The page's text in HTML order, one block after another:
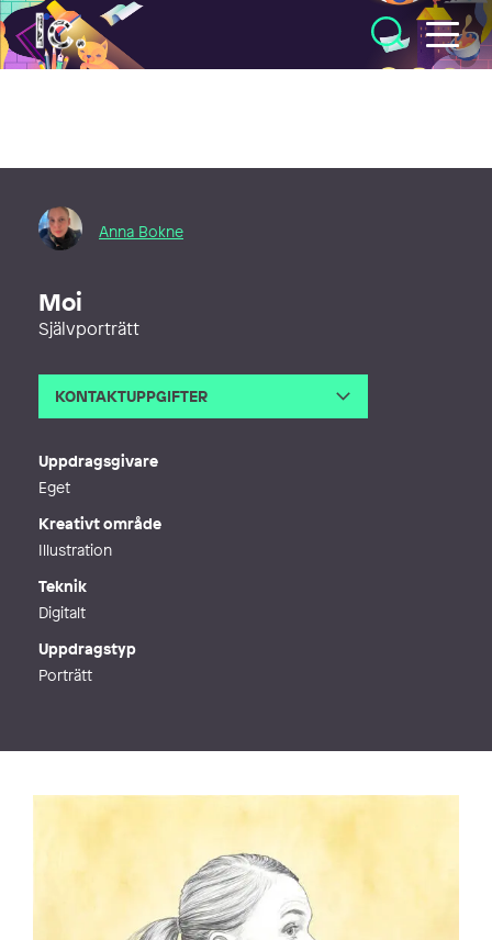
Illustratörcentrum
Anna Bokne
Moi
Självporträtt
KONTAKTUPPGIFTER
Uppdragsgivare
Eget
Kreativt område
Illustration
Teknik
Digitalt
Uppdragstyp
Porträtt